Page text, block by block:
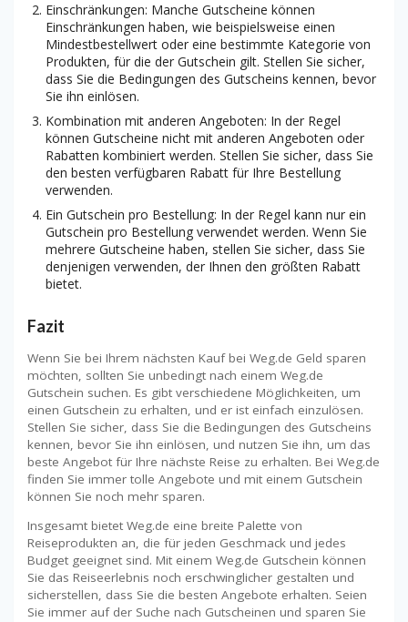
Einschränkungen: Manche Gutscheine können
Einschränkungen haben, wie beispielsweise einen
Mindestbestellwert oder eine bestimmte Kategorie von
Produkten, für die der Gutschein gilt. Stellen Sie sicher,
dass Sie die Bedingungen des Gutscheins kennen, bevor
Sie ihn einlösen.
Kombination mit anderen Angeboten: In der Regel
können Gutscheine nicht mit anderen Angeboten oder
Rabatten kombiniert werden. Stellen Sie sicher, dass Sie
den besten verfügbaren Rabatt für Ihre Bestellung
verwenden.
Ein Gutschein pro Bestellung: In der Regel kann nur ein
Gutschein pro Bestellung verwendet werden. Wenn Sie
mehrere Gutscheine haben, stellen Sie sicher, dass Sie
denjenigen verwenden, der Ihnen den größten Rabatt
bietet.
Fazit
Wenn Sie bei Ihrem nächsten Kauf bei Weg.de Geld sparen
möchten, sollten Sie unbedingt nach einem Weg.de
Gutschein suchen. Es gibt verschiedene Möglichkeiten, um
einen Gutschein zu erhalten, und er ist einfach einzulösen.
Stellen Sie sicher, dass Sie die Bedingungen des Gutscheins
kennen, bevor Sie ihn einlösen, und nutzen Sie ihn, um das
beste Angebot für Ihre nächste Reise zu erhalten. Bei Weg.de
finden Sie immer tolle Angebote und mit einem Gutschein
können Sie noch mehr sparen.
Insgesamt bietet Weg.de eine breite Palette von
Reiseprodukten an, die für jeden Geschmack und jedes
Budget geeignet sind. Mit einem Weg.de Gutschein können
Sie das Reiseerlebnis noch erschwinglicher gestalten und
sicherstellen, dass Sie die besten Angebote erhalten. Seien
Sie immer auf der Suche nach Gutscheinen und sparen Sie